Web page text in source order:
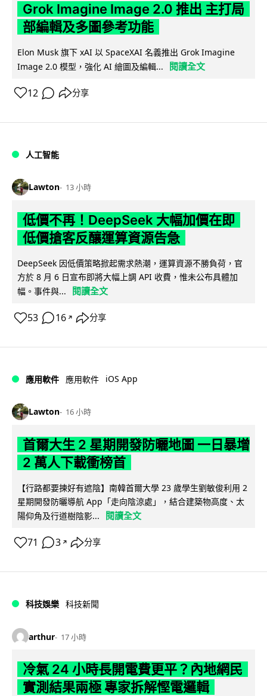
Grok Imagine Image 2.0 推出 主打局
部編輯及多圖參考功能
Elon Musk 旗下 xAI 以 SpaceXAI 名義推出 Grok Imagine
Image 2.0 模型，強化 AI 繪圖及編輯...
閱讀全文
12 分享
人工智能
Lawton 13 小時
低價不再！DeepSeek 大幅加價在即
低價搶客反釀運算資源告急
DeepSeek 因低價策略掀起需求熱潮，運算資源不勝負荷，官
方於 8 月 6 日宣布即將大幅上調 API 收費，惟未公布具體加
幅。事件與...
閱讀全文
53 16 ↗ 分享
應用軟件 應用軟件 iOS App
Lawton 16 小時
首爾大生 2 星期開發防曬地圖 一日暴增
2 萬人下載衝榜首
【行路都要揀好有遮陰】南韓首爾大學 23 歲學生劉敏俊利用 2
星期開發防曬導航 App「走向陰涼處」，結合建築物高度、太
陽仰角及行道樹陰影...
閱讀全文
71 3 ↗ 分享
科技娛樂 科技新聞
arthur 17 小時
冷氣 24 小時長開電費更平？內地網民
實測結果兩極 專家拆解慳電邏輯